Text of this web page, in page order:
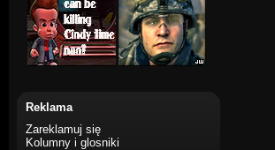
Reklama
Zareklamuj się
Kolumny i glosniki